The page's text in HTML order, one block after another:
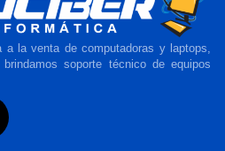
a la venta de computadoras y laptops,
soporte técnico de equipos